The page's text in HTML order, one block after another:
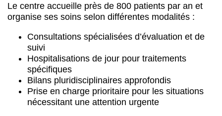
Le centre accueille près de 800 patients par an et
organise ses soins selon différentes modalités :
Consultations spécialisées d’évaluation et de
suivi
Hospitalisations de jour pour traitements
spécifiques
Bilans pluridisciplinaires approfondis
Prise en charge prioritaire pour les situations
nécessitant une attention urgente